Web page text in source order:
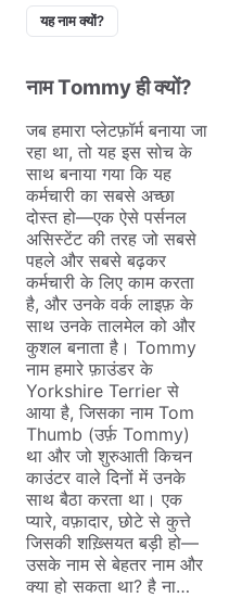
यह नाम क्यों?
नाम Tommy ही क्यों?
जब हमारा प्लेटफ़ॉर्म बनाया जा
रहा था, तो यह इस सोच के
साथ बनाया गया कि यह
कर्मचारी का सबसे अच्छा
दोस्त हो—एक ऐसे पर्सनल
असिस्टेंट की तरह जो सबसे
पहले और सबसे बढ़कर
कर्मचारी के लिए काम करता
है, और उनके वर्क लाइफ़ के
साथ उनके तालमेल को और
कुशल बनाता है। Tommy
नाम हमारे फ़ाउंडर के
Yorkshire Terrier से
आया है, जिसका नाम Tom
Thumb (उर्फ़ Tommy)
था और जो शुरुआती किचन
काउंटर वाले दिनों में उनके
साथ बैठा करता था। एक
प्यारे, वफ़ादार, छोटे से कुत्ते
जिसकी शख़्सियत बड़ी हो—
उसके नाम से बेहतर नाम और
क्या हो सकता था? है ना…